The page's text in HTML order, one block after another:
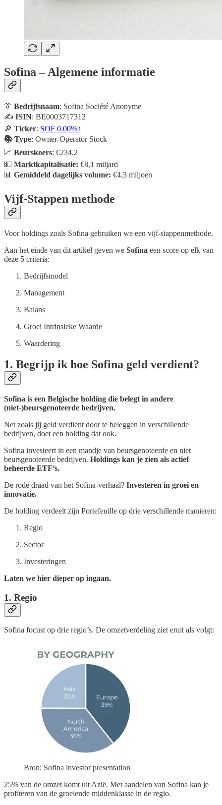
Sofina – Algemene informatie
👔 Bedrijfsnaam: Sofina Société Anonyme
✍️ ISIN: BE0003717312
🔎 Ticker: SOF 0.00%↑
📚 Type: Owner-Operator Stock
📈 Beurskoers: €234,2
💵 Marktkapitalisatie: €8,1 miljard
📊 Gemiddeld dagelijks volume: €4,3 miljoen
Vijf-Stappen methode
Voor holdings zoals Sofina gebruiken we een vijf-stappenmethode.
Aan het einde van dit artikel geven we Sofina een score op elk van
deze 5 criteria:
Bedrijfsmodel
Management
Balans
Groei Intrinsieke Waarde
Waardering
1. Begrijp ik hoe Sofina geld verdient?
Sofina is een Belgische holding die belegt in andere
(niet-)beursgenoteerde bedrijven.
Net zoals jij geld verdient door te beleggen in verschillende
bedrijven, doet een holding dat ook.
Sofina investeert in een mandje van beursgenoteerde en niet
beursgenoteerde bedrijven. Holdings kan je zien als actief
beheerde ETF’s.
De rode draad van het Sofina-verhaal? Investeren in groei en
innovatie.
De holding verdeelt zijn Portefeuille op drie verschillende manieren:
Regio
Sector
Investeringen
Laten we hier dieper op ingaan.
1. Regio
Sofina focust op drie regio’s. De omzetverdeling ziet eruit als volgt:
Bron: Sofina investor presentation
25% van de omzet komt uit Azië. Met aandelen van Sofina kan je
profiteren van de groeiende middenklasse in de regio.